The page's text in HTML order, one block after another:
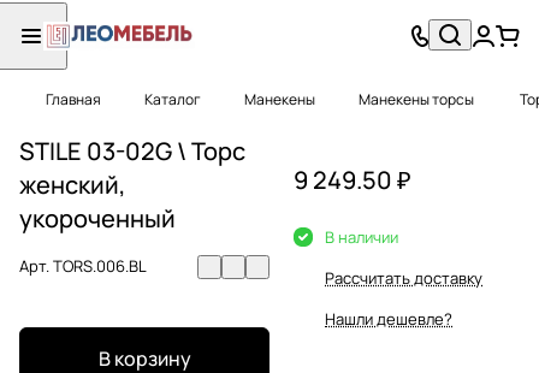
Главная Каталог Манекены Манекены торсы
STILE 03-02G \ Торс
женский,
укороченный
Арт.TORS.006.BL
В корзину
9 249.50 ₽
В наличии
Рассчитать доставку
Нашли дешевле?